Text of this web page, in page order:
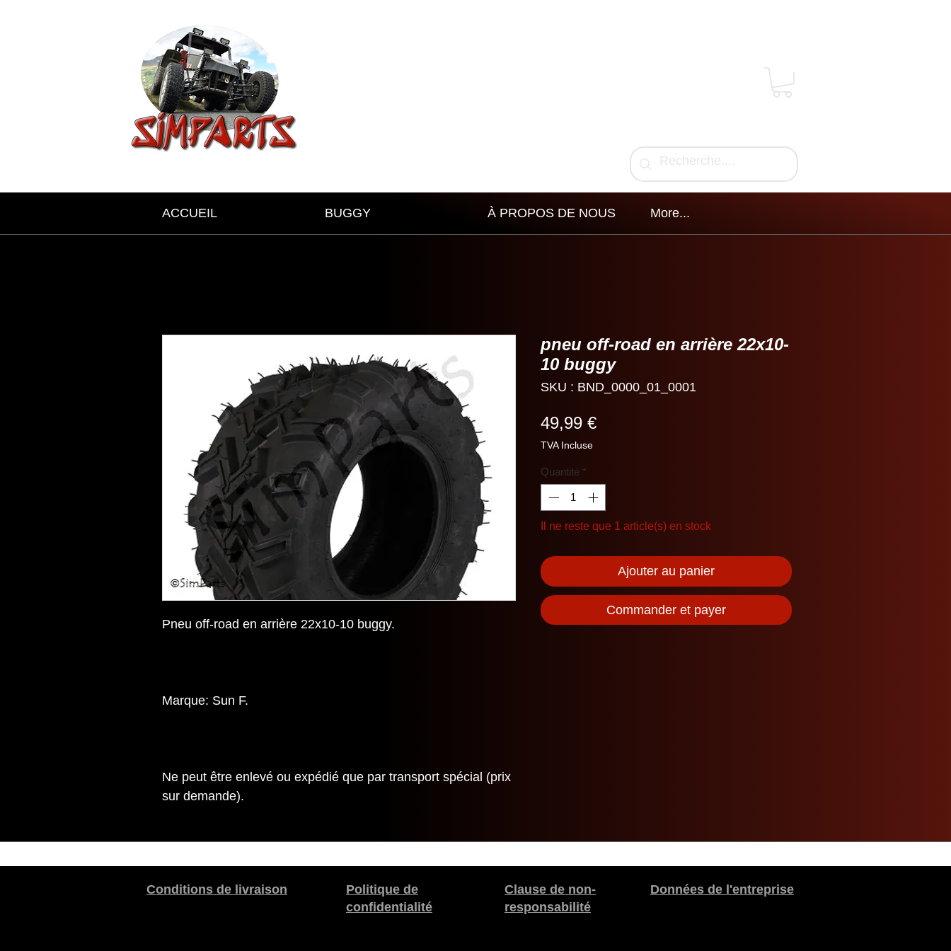
ACCUEIL BUGGY À PROPOS DE NOUS More...
Pneu off-road en arrière 22x10-10 buggy.
Marque: Sun F.
Ne peut être enlevé ou expédié que par transport spécial (prix
sur demande).
pneu off-road en arrière 22x10-
10 buggy
SKU : BND_0000_01_0001
49,99 €Prix
TVA Incluse
Quantité *
Il ne reste que 1 article(s) en stock
Ajouter au panier
Commander et payer
Conditions de livraison
Politique de
confidentialité
Clause de non-
responsabilité
Données de l'entreprise